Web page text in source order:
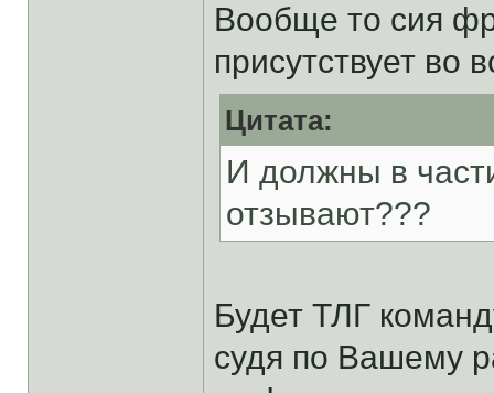
Вообще то сия
присутствует во
Цитата:
И должны в
отзывают???
Будет ТЛГ
судя по Вашему